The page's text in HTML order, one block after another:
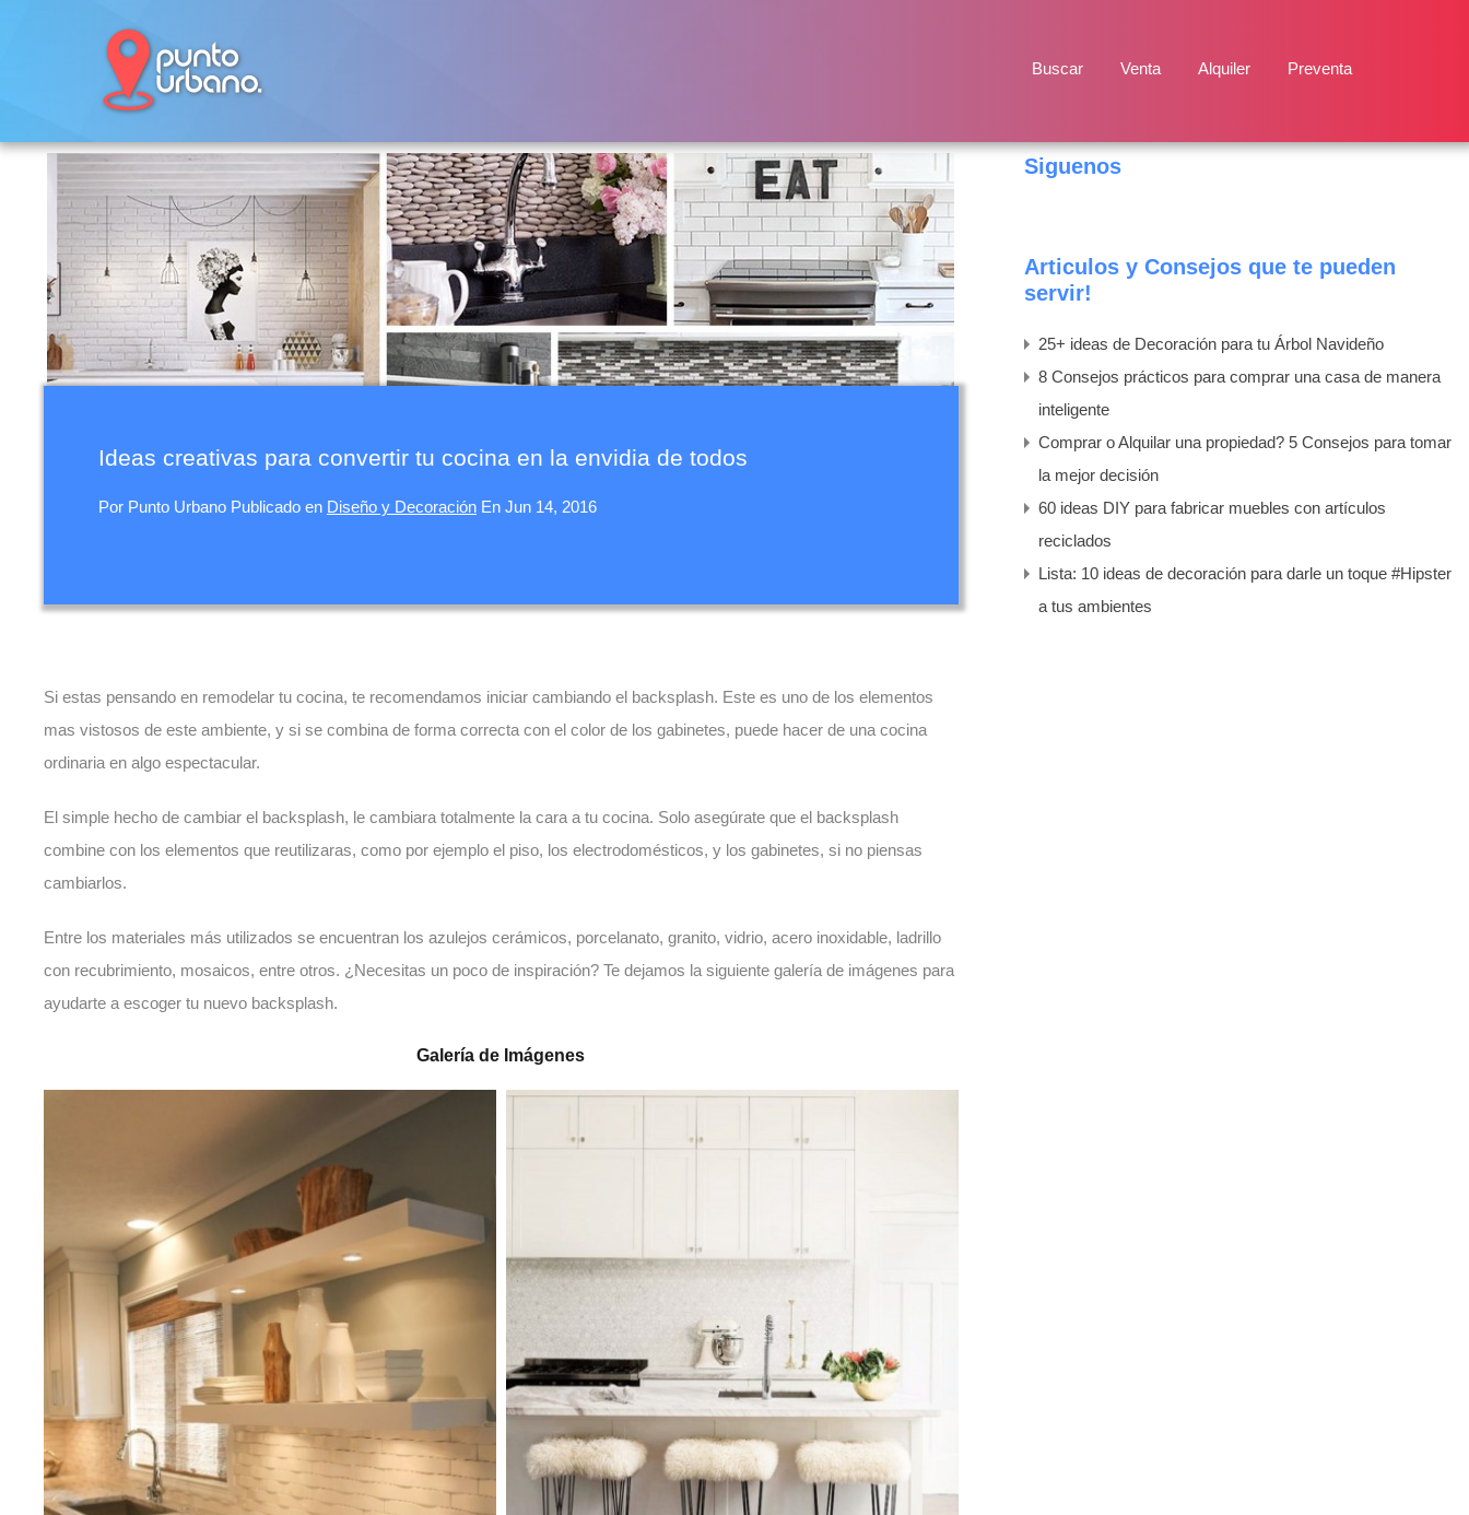
Buscar Venta Alquiler Preventa
Ideas creativas para convertir tu cocina en la envidia de todos
Por Punto Urbano Publicado en Diseño y Decoración En Jun 14, 2016
Si estas pensando en remodelar tu cocina, te recomendamos iniciar cambiando el backsplash. Este es uno de los elementos
mas vistosos de este ambiente, y si se combina de forma correcta con el color de los gabinetes, puede hacer de una cocina
ordinaria en algo espectacular.
El simple hecho de cambiar el backsplash, le cambiara totalmente la cara a tu cocina. Solo asegúrate que el backsplash
combine con los elementos que reutilizaras, como por ejemplo el piso, los electrodomésticos, y los gabinetes, si no piensas
cambiarlos.
Entre los materiales más utilizados se encuentran los azulejos cerámicos, porcelanato, granito, vidrio, acero inoxidable, ladrillo
con recubrimiento, mosaicos, entre otros. ¿Necesitas un poco de inspiración? Te dejamos la siguiente galería de imágenes para
ayudarte a escoger tu nuevo backsplash.
Galería de Imágenes
Siguenos
Articulos y Consejos que te pueden
servir!
25+ ideas de Decoración para tu Árbol Navideño
8 Consejos prácticos para comprar una casa de manera
inteligente
Comprar o Alquilar una propiedad? 5 Consejos para tomar
la mejor decisión
60 ideas DIY para fabricar muebles con artículos
reciclados
Lista: 10 ideas de decoración para darle un toque #Hipster
a tus ambientes